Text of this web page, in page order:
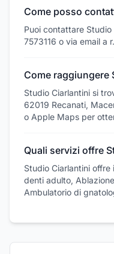
Come posso
Puoi contattare
7573116 o via email a
Come raggiungere
Studio Ciarlantini si
62019 Recanati,
o Apple Maps per
Quali servizi offre
Studio Ciarlantini
denti adulto,
Ambulatorio di